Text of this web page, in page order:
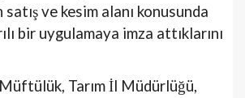
ve kesim alanı konusunda
bir uygulamaya imza attıklarını
Tarım İl Müdürlüğü,